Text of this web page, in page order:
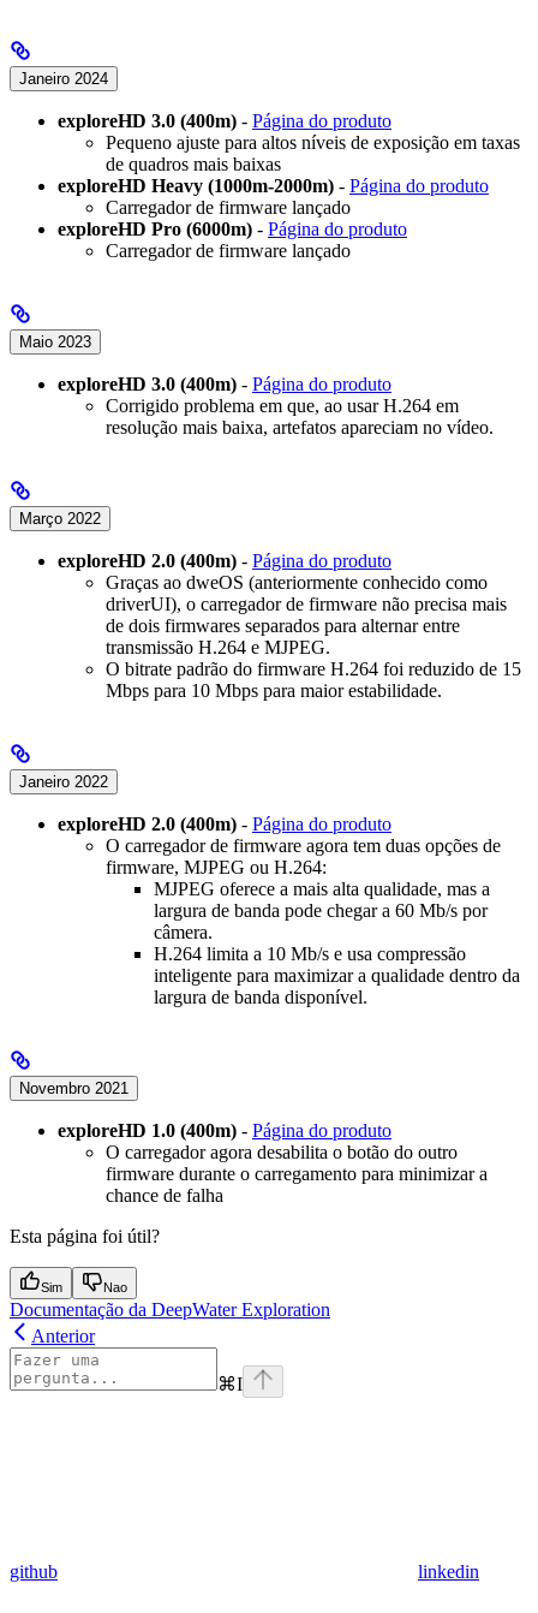
Janeiro 2024
exploreHD 3.0 (400m) - Página do produto
Pequeno ajuste para altos níveis de exposição em taxas
de quadros mais baixas
exploreHD Heavy (1000m-2000m) - Página do produto
Carregador de firmware lançado
exploreHD Pro (6000m) - Página do produto
Carregador de firmware lançado
Maio 2023
exploreHD 3.0 (400m) - Página do produto
Corrigido problema em que, ao usar H.264 em
resolução mais baixa, artefatos apareciam no vídeo.
Março 2022
exploreHD 2.0 (400m) - Página do produto
Graças ao dweOS (anteriormente conhecido como
driverUI), o carregador de firmware não precisa mais
de dois firmwares separados para alternar entre
transmissão H.264 e MJPEG.
O bitrate padrão do firmware H.264 foi reduzido de 15
Mbps para 10 Mbps para maior estabilidade.
Janeiro 2022
exploreHD 2.0 (400m) - Página do produto
O carregador de firmware agora tem duas opções de
firmware, MJPEG ou H.264:
MJPEG oferece a mais alta qualidade, mas a
largura de banda pode chegar a 60 Mb/s por
câmera.
H.264 limita a 10 Mb/s e usa compressão
inteligente para maximizar a qualidade dentro da
largura de banda disponível.
Novembro 2021
exploreHD 1.0 (400m) - Página do produto
O carregador agora desabilita o botão do outro
firmware durante o carregamento para minimizar a
chance de falha
Esta página foi útil?
Sim Nao
Documentação da DeepWater Exploration
Anterior
⌘I
github linkedin